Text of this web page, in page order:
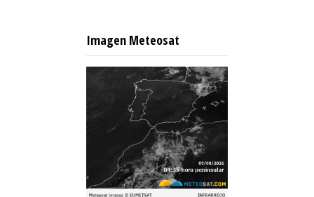
Imagen Meteosat